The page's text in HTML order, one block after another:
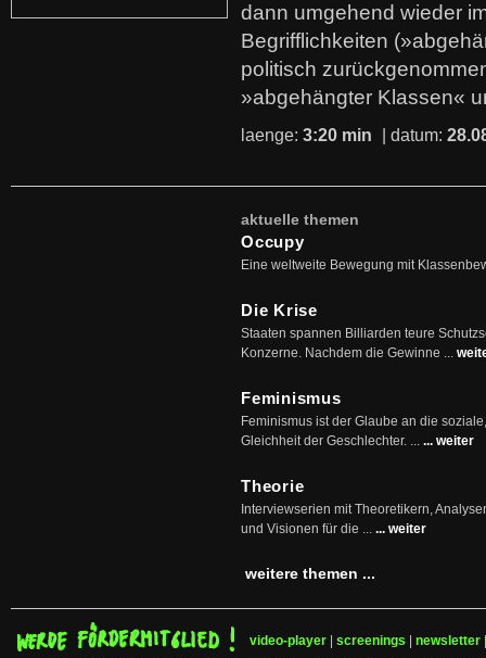
dann umgehend wieder
Begrifflichkeiten
politisch
»abgehängter Klassen«
laenge: 3:20 min | datum:
aktuelle themen
Occupy
Eine weltweite Bewegung mit
Die Krise
Staaten spannen Billiarden teure
Konzerne. Nachdem die Gewinne ...
Feminismus
Feminismus ist der Glaube an die
Gleichheit der Geschlechter. ... ... weiter
Theorie
Interviewserien mit Theoretikern,
und Visionen für die ... ... weiter
weitere themen ...
video-player screenings newsletter